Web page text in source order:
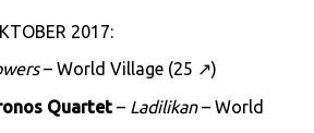
2017:
– World Village (25 ↗)
Quartet – Ladilikan– World